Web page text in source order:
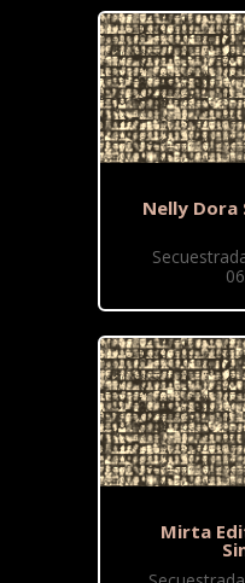
Nelly Dora
Mirta